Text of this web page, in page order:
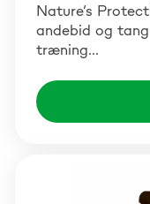
Nature’s
andebid og
træning…